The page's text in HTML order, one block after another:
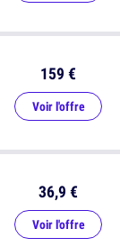
159 €
Voir l'offre
36,9 €
Voir l'offre